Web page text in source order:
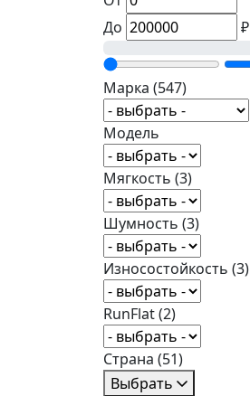
До
₽
Марка (547)
Модель
Мягкость (3)
Шумность (3)
Износостойкость (3)
RunFlat(2)
Страна (51)
Выбрать